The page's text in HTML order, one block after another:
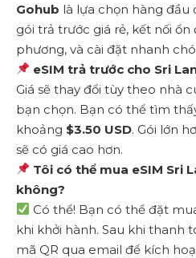
Gohub là lựa chọn hàng
gói trả trước giá rẻ, kết nối
phương, và cài đặt nhanh
eSIM trả trước cho Sri
Giá sẽ thay đổi tùy theo nhà
bạn chọn. Bạn có thể tìm
khoảng $3.50 USD. Gói lớn
sẽ có giá cao hơn.
Tôi có thể mua eSIM Sri
không?
Có thể! Bạn có thể đặt
khi khởi hành. Sau khi thanh
mã QR qua email để kích